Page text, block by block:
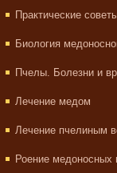
Практические
Биология
Пчелы. Болезни и
Лечение медом
Лечение пчелиным
Роение медоносных